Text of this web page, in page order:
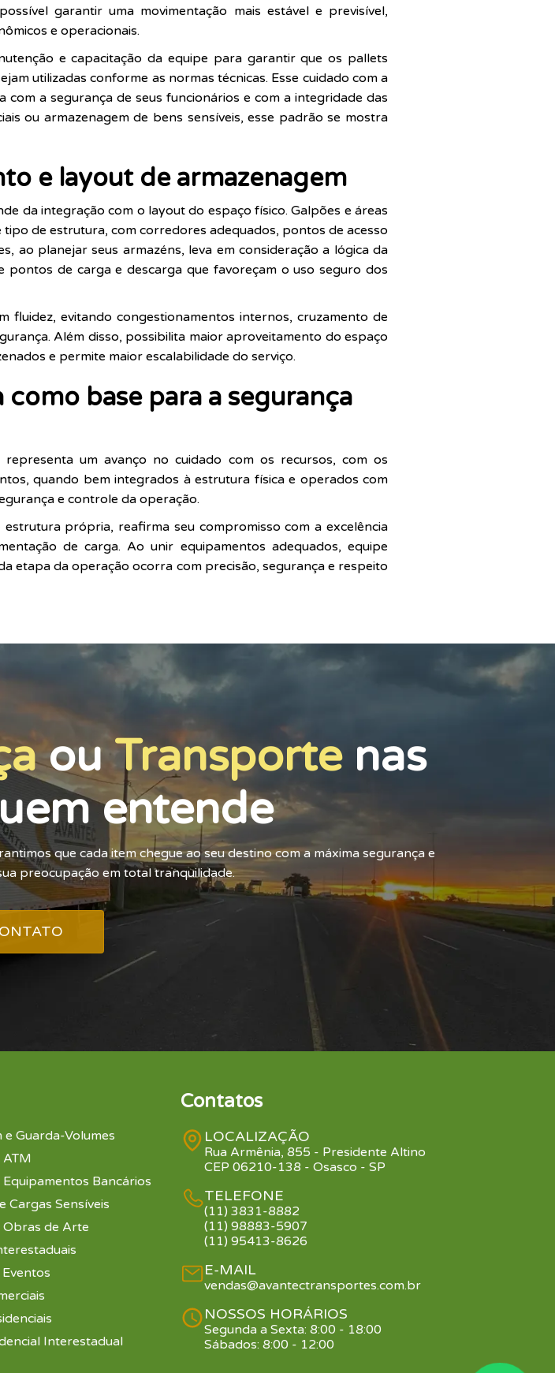
garantir uma movimentação mais estável e previsível,
e operacionais.
e capacitação da equipe para garantir que os pallets
utilizadas conforme as normas técnicas. Esse cuidado com a
a segurança de seus funcionários e com a integridade das
ou armazenagem de bens sensíveis, esse padrão se mostra
e layout de armazenagem
da integração com o layout do espaço físico. Galpões e áreas
de estrutura, com corredores adequados, pontos de acesso
ao planejar seus armazéns, leva em consideração a lógica da
de carga e descarga que favoreçam o uso seguro dos
fluidez, evitando congestionamentos internos, cruzamento de
Além disso, possibilita maior aproveitamento do espaço
e permite maior escalabilidade do serviço.
base para a segurança
um avanço no cuidado com os recursos, com os
quando bem integrados à estrutura física e operados com
e controle da operação.
própria, reafirma seu compromisso com a excelência
de carga. Ao unir equipamentos adequados, equipe
etapa da operação ocorra com precisão, segurança e respeito
ouTransportenas
entende
que cada item chegue ao seu destino com a máxima segurança e
preocupação em total tranquilidade.
Guarda-Volumes
Bancários
Cargas Sensíveis
de Arte
Interestadual
Contatos
LOCALIZAÇÃO
Rua Armênia, 855 - Presidente Altino
CEP 06210-138 - Osasco - SP
TELEFONE
(11) 3831-8882
(11) 98883-5907
(11) 95413-8626
E-MAIL
vendas@avantectransportes.com.br
NOSSOS HORÁRIOS
Segunda a Sexta: 8:00 - 18:00
Sábados: 8:00 - 12:00